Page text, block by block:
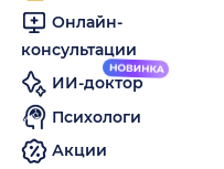
Онлайн-
консультации
ИИ-доктор
Психологи
Акции